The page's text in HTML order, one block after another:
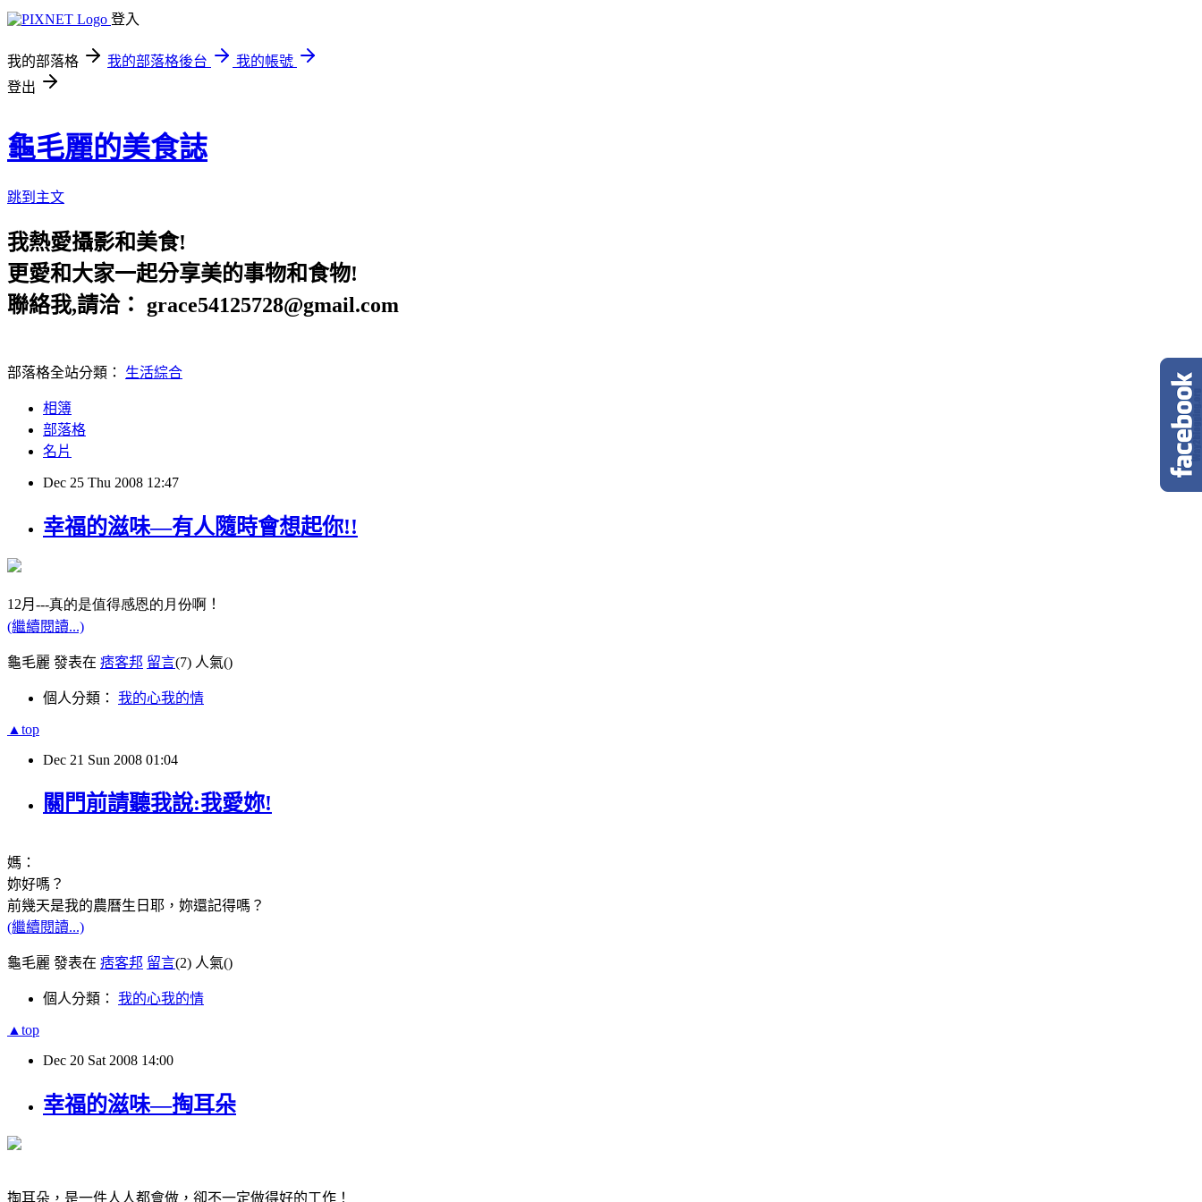
登入
我的部落格 我的部落格後台
我的帳號
登出
龜毛麗的美食誌
跳到主文
我熱愛攝影和美食!
更愛和大家一起分享美的事物和食物!
聯絡我,請洽： grace54125728@gmail.com
部落格全站分類： 生活綜合
相簿
部落格
名片
Dec 25 Thu 2008 12:47
幸福的滋味—有人隨時會想起你!!
12月 ---真的是值得感恩的月份啊 ！
(繼續閱讀...)
龜毛麗 發表在 痞客邦 留言(7) 人氣()
個人分類： 我的心我的情
▲top
Dec 21 Sun 2008 01:04
關門前請聽我說:我愛妳!
媽：
妳好嗎？
前幾天是我的農曆生日耶，妳還記得嗎？
(繼續閱讀...)
龜毛麗 發表在 痞客邦 留言(2) 人氣()
個人分類： 我的心我的情
▲top
Dec 20 Sat 2008 14:00
幸福的滋味—掏耳朵
掏耳朵，是一件人人都會做，卻不一定做得好的工作！